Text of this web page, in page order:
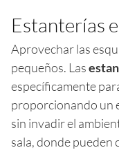
Estanterías
Aprovechar las
pequeños. Las
específicamente
proporcionando un
sin invadir el
sala, donde pueden